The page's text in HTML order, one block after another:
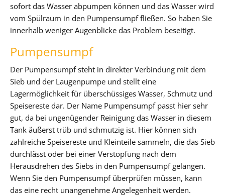
sofort das Wasser abpumpen können und das Wasser wird
vom Spülraum in den Pumpensumpf fließen. So haben Sie
innerhalb weniger Augenblicke das Problem beseitigt.
Pumpensumpf
Der Pumpensumpf steht in direkter Verbindung mit dem
Sieb und der Laugenpumpe und stellt eine
Lagermöglichkeit für überschüssiges Wasser, Schmutz und
Speisereste dar. Der Name Pumpensumpf passt hier sehr
gut, da bei ungenügender Reinigung das Wasser in diesem
Tank äußerst trüb und schmutzig ist. Hier können sich
zahlreiche Speisereste und Kleinteile sammeln, die das Sieb
durchlässt oder bei einer Verstopfung nach dem
Herausdrehen des Siebs in den Pumpensumpf gelangen.
Wenn Sie den Pumpensumpf überprüfen müssen, kann
das eine recht unangenehme Angelegenheit werden.